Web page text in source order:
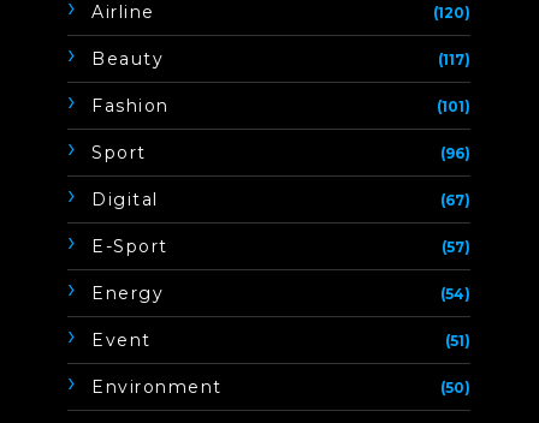
Airline (120)
Beauty (117)
Fashion (101)
Sport (96)
Digital (67)
E-Sport (57)
Energy (54)
Event (51)
Environment (50)